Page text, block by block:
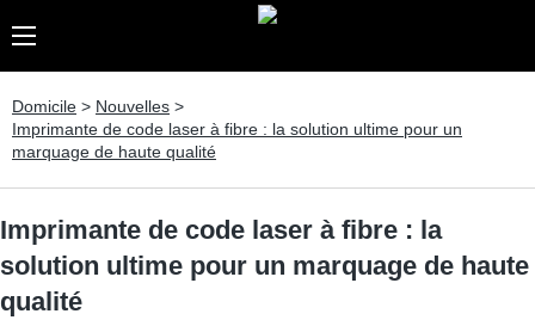
Domicile > Nouvelles >
Imprimante de code laser à fibre : la solution ultime pour un
marquage de haute qualité
Imprimante de code laser à fibre : la
solution ultime pour un marquage de haute
qualité